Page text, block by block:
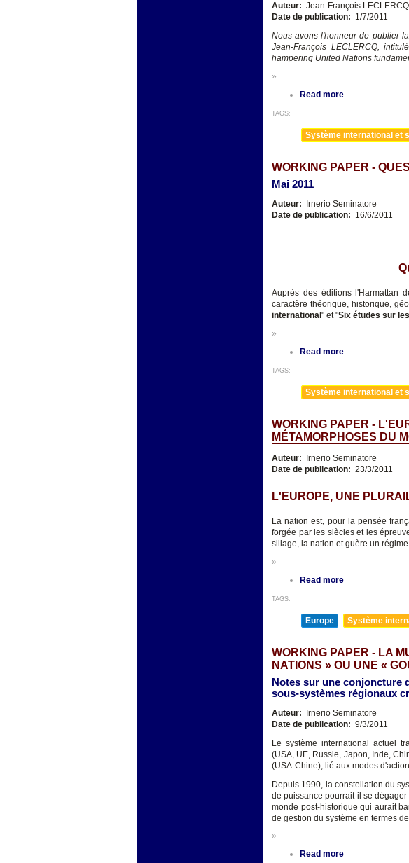
Auteur: Jean-François LECLERCQ
Date de publication: 1/7/2011
Nous avons l'honneur de publier
Jean-François LECLERCQ,
hampering United Nations
»
Read more
TAGS:
Système international et
WORKING PAPER -
Mai 2011
Auteur: Irnerio Seminatore
Date de publication: 16/6/2011
Auprès des éditions l'Harmattan
caractère théorique, historique,
international " et "Six études sur
»
Read more
TAGS:
Système international et
WORKING PAPER -
MÉTAMORPHOSES DU
Auteur: Irnerio Seminatore
Date de publication: 23/3/2011
L'EUROPE, UNE
La nation est, pour la pensée
forgée par les siècles et les
sillage, la nation et guère un
»
Read more
TAGS:
Europe Système
WORKING PAPER - LA
NATIONS » OU UNE «
Notes sur une conjoncture
sous-systèmes régionaux
Auteur:
Irnerio Seminatore
Date de publication: 9/3/2011
Le système international actuel
(USA, UE, Russie, Japon, Inde,
(USA-Chine), lié aux modes
Depuis 1990, la constellation du
de puissance pourrait-il se
monde post-historique qui aurait
de gestion du système en termes
»
Read more